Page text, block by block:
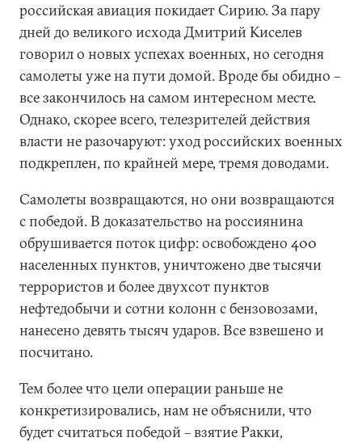
российская авиация покидает Сирию. За пару
дней до великого исхода Дмитрий Киселев
говорил о новых успехах военных, но сегодня
самолеты уже на пути домой. Вроде бы обидно –
все закончилось на самом интересном месте.
Однако, скорее всего, телезрителей действия
власти не разочаруют: уход российских военных
подкреплен, по крайней мере, тремя доводами.
Самолеты возвращаются, но они возвращаются
с победой. В доказательство на россиянина
обрушивается поток цифр: освобождено 400
населенных пунктов, уничтожено две тысячи
террористов и более двухсот пунктов
нефтедобычи и сотни колонн с бензовозами,
нанесено девять тысяч ударов. Все взвешено и
посчитано.
Тем более что цели операции раньше не
конкретизировались, нам не объяснили, что
будет считаться победой – взятие Ракки,